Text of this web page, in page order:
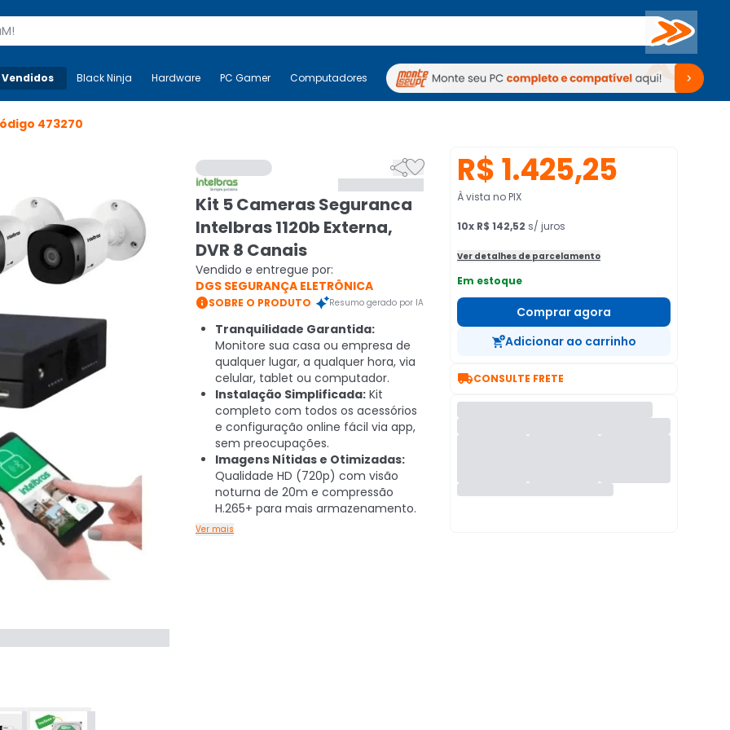
Buscar
Mais-v- Black Ninja Hardware PC Gamer Computadores Periféricos TV Venda no KaBuM!
Black Ninja Hardware PC Gamer Computadores Periféricos TV Venda no KaBuM!
473270

Kit 5 Cameras Seguranca
Intelbras 1120b Externa,
DVR 8 Canais
Vendido e entregue por:
DGS SEGURANÇA ELETRÔNICA
SOBRE O PRODUTO Resumo gerado por IA
Tranquilidade Garantida:
Monitore sua casa ou empresa de
qualquer lugar, a qualquer hora, via
celular, tablet ou computador.
Instalação Simplificada: Kit
completo com todos os acessórios
e configuração online fácil via app,
sem preocupações.
Imagens Nítidas e Otimizadas:
Qualidade HD (720p) com visão
noturna de 20m e compressão
H.265+ para mais armazenamento.
Ver mais
R$ 1.425,25
À vista no PIX
10x R$ 142,52 s/ juros
Ver detalhes de parcelamento
Em estoque
Comprar agora
Adicionar ao carrinho
CONSULTE FRETE